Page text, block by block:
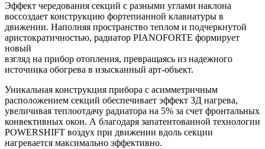
Эффект чередования секций с разными углами наклона
воссоздает конструкцию фортепианной клавиатуры в
движении. Наполняя пространство теплом и подчеркнутой
аристократичностью, радиатор PIANOFORTE формирует
новый
взгляд на прибор отопления, превращаясь из надежного
источника обогрева в изысканный арт-объект.
Уникальная конструкция прибора с асимметричным
расположением секций обеспечивает эффект 3Д нагрева,
увеличивая теплоотдачу радиатора на 5% за счет фронтальных
конвективных окон. А благодаря запатентованной технологии
POWERSHIFT воздух при движении вдоль секции
нагревается максимально эффективно.